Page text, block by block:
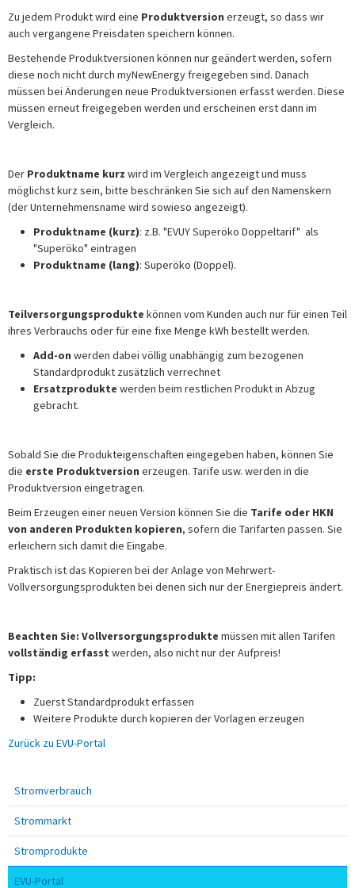
Zu jedem Produkt wird eine Produktversion erzeugt, so dass wir
auch vergangene Preisdaten speichern können.
Bestehende Produktversionen können nur geändert werden, sofern
diese noch nicht durch myNewEnergy freigegeben sind. Danach
müssen bei Änderungen neue Produktversionen erfasst werden. Diese
müssen erneut freigegeben werden und erscheinen erst dann im
Vergleich.
Der Produktname kurz wird im Vergleich angezeigt und muss
möglichst kurz sein, bitte beschränken Sie sich auf den Namenskern
(der Unternehmensname wird sowieso angezeigt).
Produktname (kurz): z.B. "EVUY Superöko Doppeltarif" als
"Superöko" eintragen
Produktname (lang): Superöko (Doppel).
Teilversorgungsprodukte können vom Kunden auch nur für einen Teil
ihres Verbrauchs oder für eine fixe Menge kWh bestellt werden.
Add-on werden dabei völlig unabhängig zum bezogenen
Standardprodukt zusätzlich verrechnet
Ersatzprodukte werden beim restlichen Produkt in Abzug
gebracht.
Sobald Sie die Produkteigenschaften eingegeben haben, können Sie
die erste Produktversion erzeugen. Tarife usw. werden in die
Produktversion eingetragen.
Beim Erzeugen einer neuen Version können Sie die Tarife oder HKN
von anderen Produkten kopieren, sofern die Tarifarten passen. Sie
erleichern sich damit die Eingabe.
Praktisch ist das Kopieren bei der Anlage von Mehrwert-
Vollversorgungsprodukten bei denen sich nur der Energiepreis ändert.
Beachten Sie: Vollversorgungsprodukte müssen mit allen Tarifen
vollständig erfasst werden, also nicht nur der Aufpreis!
Tipp:
Zuerst Standardprodukt erfassen
Weitere Produkte durch kopieren der Vorlagen erzeugen
Zurück zu EVU-Portal
Stromverbrauch
Strommarkt
Stromprodukte
EVU-Portal